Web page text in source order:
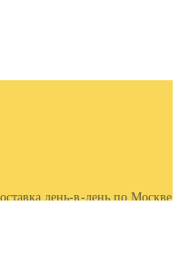
день-в-день по Москве